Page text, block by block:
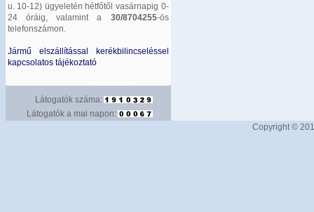
u. 10-12) ügyeletén hétfőtől vasárnapig 0-
24 óráig, valamint a 30/8704255-ös
telefonszámon.
Jármű elszállítással kerékbilincseléssel
kapcsolatos tájékoztató
Látogatók száma:
Látogatók a mai napon:
Copyright ©